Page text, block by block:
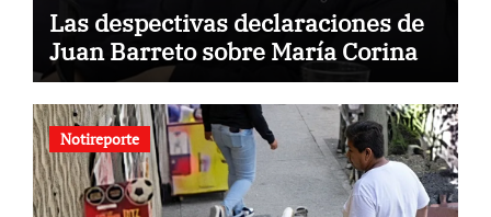
Las despectivas declaraciones de
Juan Barreto sobre María Corina
Notireporte